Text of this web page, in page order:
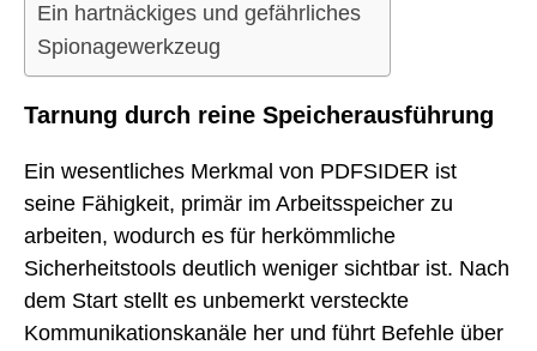
Ein hartnäckiges und gefährliches
Spionagewerkzeug
Tarnung durch reine Speicherausführung
Ein wesentliches Merkmal von PDFSIDER ist
seine Fähigkeit, primär im Arbeitsspeicher zu
arbeiten, wodurch es für herkömmliche
Sicherheitstools deutlich weniger sichtbar ist. Nach
dem Start stellt es unbemerkt versteckte
Kommunikationskanäle her und führt Befehle über